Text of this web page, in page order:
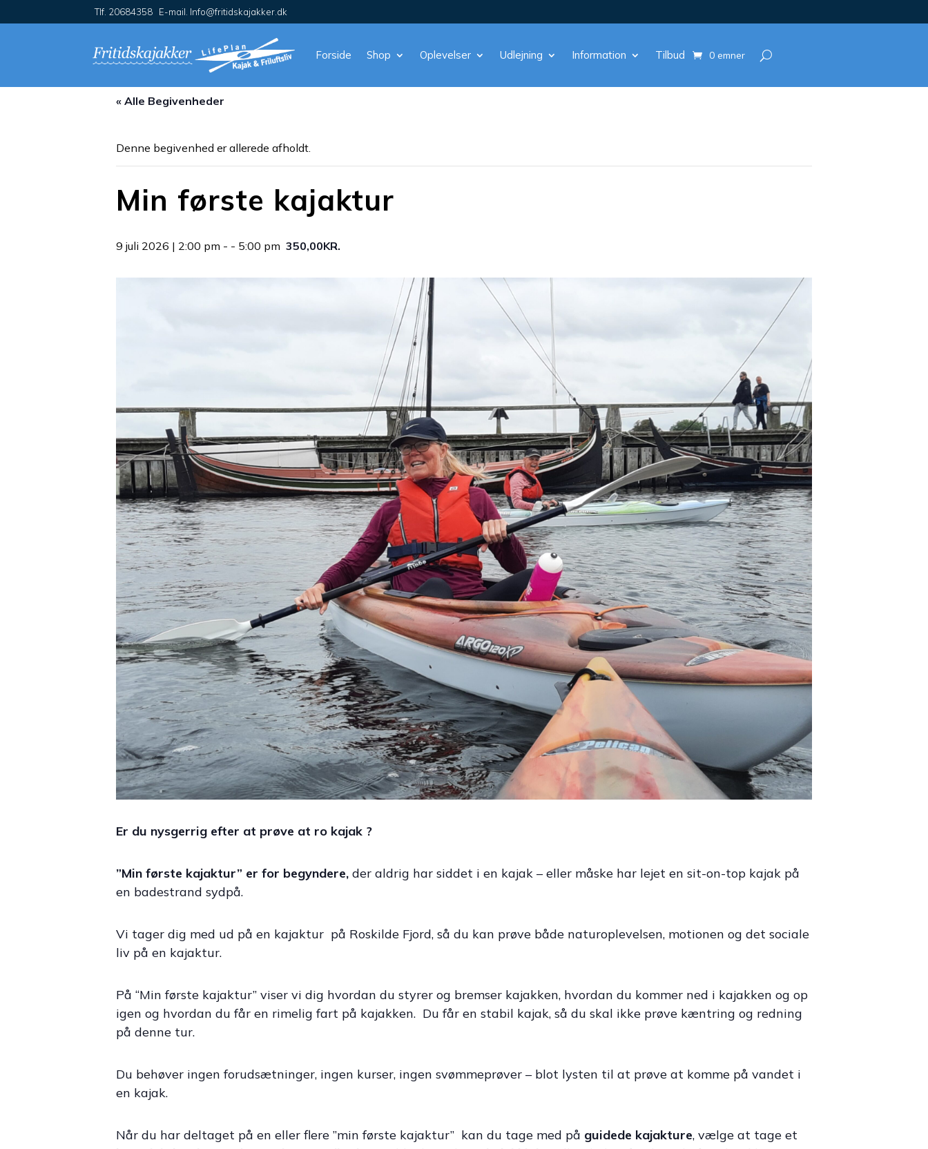
Tlf. 20684358 E-mail. Info@fritidskajakker.dk
Forside Shop Oplevelser Udlejning Information Tilbud 0 emner
« Alle Begivenheder
Denne begivenhed er allerede afholdt.
Min første kajaktur
9 juli 2026 | 2:00 pm - - 5:00 pm 350,00KR.
Er du nysgerrig efter at prøve at ro kajak ?
”Min første kajaktur” er for begyndere, der aldrig har siddet i en kajak – eller måske har lejet en sit-on-top kajak på
en badestrand sydpå.
Vi tager dig med ud på en kajaktur på Roskilde Fjord, så du kan prøve både naturoplevelsen, motionen og det sociale
liv på en kajaktur.
På “Min første kajaktur” viser vi dig hvordan du styrer og bremser kajakken, hvordan du kommer ned i kajakken og op
igen og hvordan du får en rimelig fart på kajakken. Du får en stabil kajak, så du skal ikke prøve kæntring og redning
på denne tur.
Du behøver ingen forudsætninger, ingen kurser, ingen svømmeprøver – blot lysten til at prøve at komme på vandet i
en kajak.
Når du har deltaget på en eller flere ”min første kajaktur” kan du tage med på guidede kajakture, vælge at tage et